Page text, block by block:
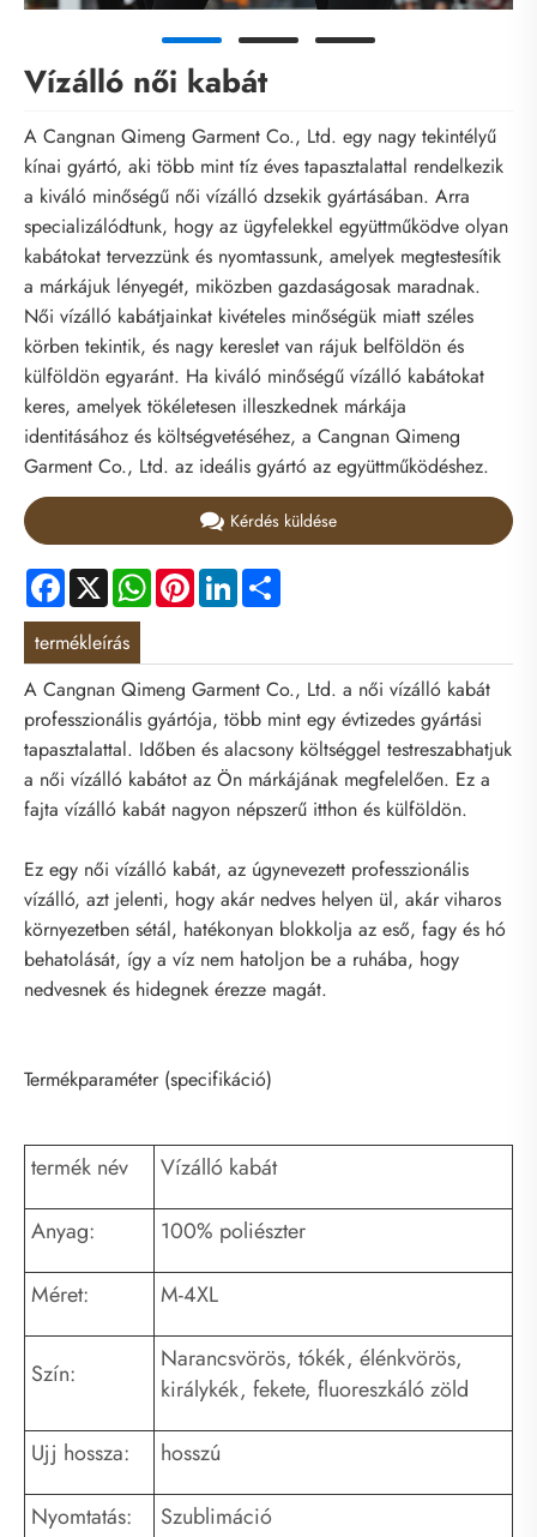
Vízálló női kabát
A Cangnan Qimeng Garment Co., Ltd. egy nagy tekintélyű
kínai gyártó, aki több mint tíz éves tapasztalattal rendelkezik
a kiváló minőségű női vízálló dzsekik gyártásában. Arra
specializálódtunk, hogy az ügyfelekkel együttműködve olyan
kabátokat tervezzünk és nyomtassunk, amelyek megtestesítik
a márkájuk lényegét, miközben gazdaságosak maradnak.
Női vízálló kabátjainkat kivételes minőségük miatt széles
körben tekintik, és nagy kereslet van rájuk belföldön és
külföldön egyaránt. Ha kiváló minőségű vízálló kabátokat
keres, amelyek tökéletesen illeszkednek márkája
identitásához és költségvetéséhez, a Cangnan Qimeng
Garment Co., Ltd. az ideális gyártó az együttműködéshez.
Kérdés küldése
Facebook
X WhatsApp
PinterestLinkedIn
termékleírás
A Cangnan Qimeng Garment Co., Ltd. a női vízálló kabát
professzionális gyártója, több mint egy évtizedes gyártási
tapasztalattal. Időben és alacsony költséggel testreszabhatjuk
a női vízálló kabátot az Ön márkájának megfelelően. Ez a
fajta vízálló kabát nagyon népszerű itthon és külföldön.
Ez egy női vízálló kabát, az úgynevezett professzionális
vízálló, azt jelenti, hogy akár nedves helyen ül, akár viharos
környezetben sétál, hatékonyan blokkolja az eső, fagy és hó
behatolását, így a víz nem hatoljon be a ruhába, hogy
nedvesnek és hidegnek érezze magát.
Termékparaméter (specifikáció)
termék név Vízálló kabát
Anyag: 100% poliészter
Méret: M-4XL
Szín:
Narancsvörös, tókék, élénkvörös,
királykék, fekete, fluoreszkáló zöld
Ujj hossza: hosszú
Nyomtatás: Szublimáció